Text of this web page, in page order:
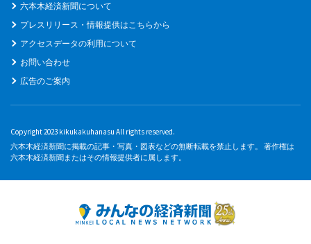
六本木経済新聞について
プレスリリース・情報提供はこちらから
アクセスデータの利用について
お問い合わせ
広告のご案内
Copyright 2023 kikukakuhanasu All rights reserved.
六本木経済新聞に掲載の記事・写真・図表などの無断転載を禁止します。 著作権は
六本木経済新聞またはその情報提供者に属します。